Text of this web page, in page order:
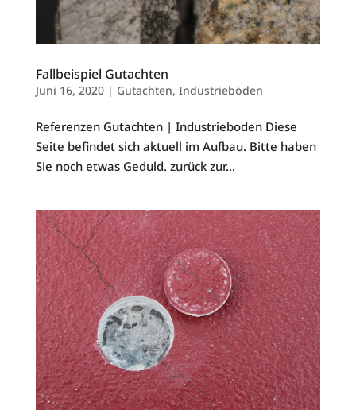
Fallbeispiel Gutachten
Juni 16, 2020| Gutachten, Industrieböden
Referenzen Gutachten | Industrieboden Diese
Seite befindet sich aktuell im Aufbau. Bitte haben
Sie noch etwas Geduld. zurück zur...